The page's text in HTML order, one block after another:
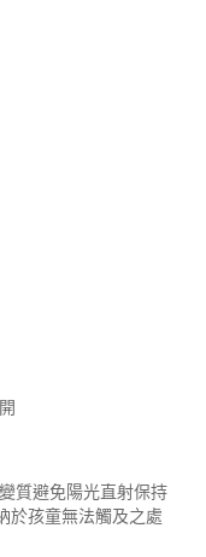
質避免陽光直射保持
於孩童無法觸及之處